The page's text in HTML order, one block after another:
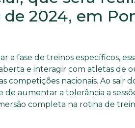
2024, em
a fase de treinos específicos,
e interagir com atletas de
competições nacionais. Ao sair
aumentar a tolerância a
completa na rotina de